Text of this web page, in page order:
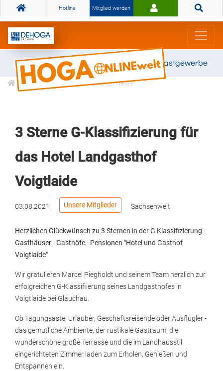
Hotline Mitglied werden
Gemeinsam stark für das Gastgewerbe
Informationen Branchen News
3 Sterne G-Klassifizierung für
das Hotel Landgasthof
Voigtlaide
03.08.2021 Unsere Mitglieder Sachsenweit
Herzlichen Glückwünsch zu 3 Sternen in der G Klassifizierung -
Gasthäuser - Gasthöfe - Pensionen "Hotel und Gasthof
Voigtlaide"
Wir gratulieren Marcel Piegholdt und seinem Team herzlich zur
erfolgreichen G-Klassifiierung seines Landgasthofes in
Voigtlaide bei Glauchau.
Ob Tagungsäste, Urlauber, Geschäftsreisende oder Ausflügler -
das gemütliche Ambiente, der rustikale Gastraum, die
wunderschöne große Terrasse und die im Landhausstil
eingerichteten Zimmer laden zum Erholen, Genießen und
Entspannen ein.